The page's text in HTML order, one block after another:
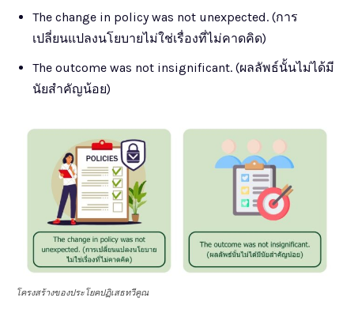
The change in policy was not unexpected. (การ
เปลี่ยนแปลงนโยบายไม่ใช่เรื่องที่ไม่คาดคิด)
The outcome was not insignificant. (ผลลัพธ์นั้นไม่ได้มี
นัยสำคัญน้อย)
โครงสร้างของประโยคปฏิเสธทวีคูณ